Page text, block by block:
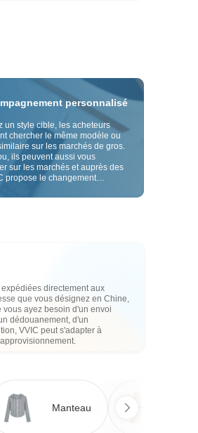
personnalisé
un style cible, les acheteurs
chercher le même modèle ou
sur les marchés de gros.
ils peuvent aussi vous
sur les marchés et auprès des
propose le changement
OEM par image ou
directement aux
que vous désignez en Chine,
ayez besoin d'un envoi
dédouanement, d'un
VVIC peut s'adapter à
Manteau